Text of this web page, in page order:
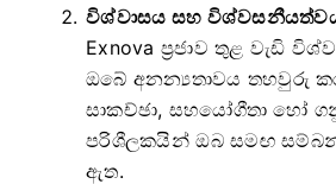
විශ්වාසය සහ
Exnova ප්‍රජාව තුළ වැඩි
ඔබේ අනන්‍යතාවය තහවුරු
සාකච්ඡා, සහයෝගීතා හෝ
පරිශීලකයින් ඔබ සමඟ
ඇත.